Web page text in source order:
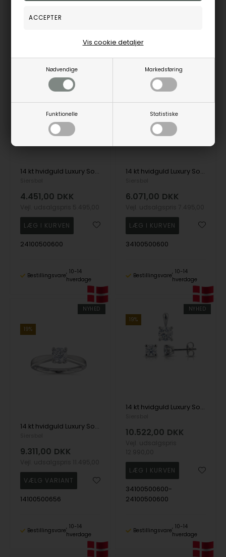
Nødvendige Markedsføring
Funktionelle Statistiske
Vis cookie detaljer
hverdage
Bestillingsvare
14 kt hvidguld Luxury Solitaire vedhæng med i alt 0,70 ct Labgrown diamant Top Wesselston VS2
4.451,00 DKK
24100500600
Bestillingsvare
10-14
hverdage
14 kt hvidguld Luxury Solitaire ørestikkere med i alt 0,70 ct Labgrown diamant Top Wesselston VS2
6.071,00 DKK
34100500600
Bestillingsvare
10-14
hverdage
NYHED
19%
14 kt hvidguld Luxury Solitaire ring med i alt 0,70 ct Labgrown diamant Top Wesselston VS2
9.311,00 DKK
14100500656
Bestillingsvare
10-14
hverdage
NYHED
19%
14 kt hvidguld Luxury Solitaire smykkesæt med i alt 1,40 ct Labgrown diamant Top Wesselston VS2
10.522,00 DKK
34100500600-
24100500600
Bestillingsvare
10-14
hverdage